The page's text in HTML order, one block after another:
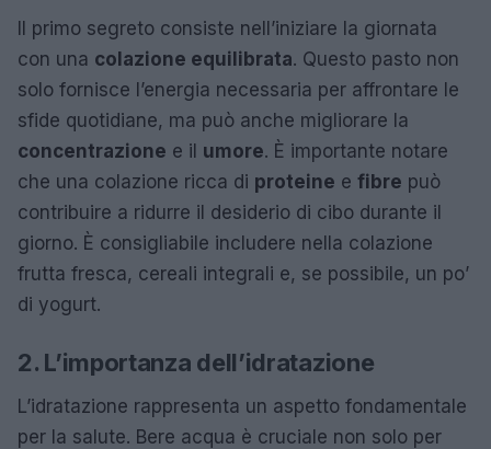
Il primo segreto consiste nell’iniziare la giornata
con una colazione equilibrata. Questo pasto non
solo fornisce l’energia necessaria per affrontare le
sfide quotidiane, ma può anche migliorare la
concentrazione e il umore. È importante notare
che una colazione ricca di proteine e fibre può
contribuire a ridurre il desiderio di cibo durante il
giorno. È consigliabile includere nella colazione
frutta fresca, cereali integrali e, se possibile, un po’
di yogurt.
2. L’importanza dell’idratazione
L’idratazione rappresenta un aspetto fondamentale
per la salute. Bere acqua è cruciale non solo per